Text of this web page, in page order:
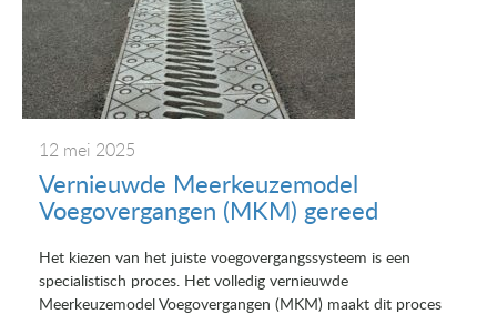
12 mei 2025
Vernieuwde Meerkeuzemodel
Voegovergangen (MKM) gereed
Het kiezen van het juiste voegovergangssysteem is een
specialistisch proces. Het volledig vernieuwde
Meerkeuzemodel Voegovergangen (MKM) maakt dit proces